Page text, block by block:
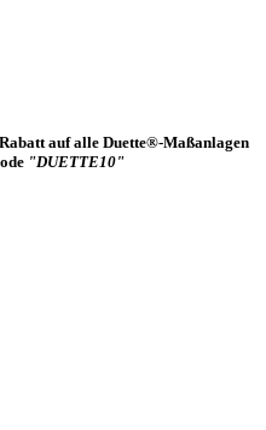
auf alle Duette®-Maßanlagen
"DUETTE10"